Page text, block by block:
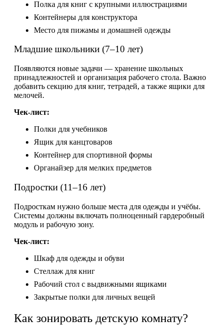
Полка для книг с крупными иллюстрациями
Контейнеры для конструктора
Место для пижамы и домашней одежды
Младшие школьники (7–10 лет)
Появляются новые задачи — хранение школьных
принадлежностей и организация рабочего стола. Важно
добавить секцию для книг, тетрадей, а также ящики для
мелочей.
Чек-лист:
Полки для учебников
Ящик для канцтоваров
Контейнер для спортивной формы
Органайзер для мелких предметов
Подростки (11–16 лет)
Подросткам нужно больше места для одежды и учёбы.
Системы должны включать полноценный гардеробный
модуль и рабочую зону.
Чек-лист:
Шкаф для одежды и обуви
Стеллаж для книг
Рабочий стол с выдвижными ящиками
Закрытые полки для личных вещей
Как зонировать детскую комнату?